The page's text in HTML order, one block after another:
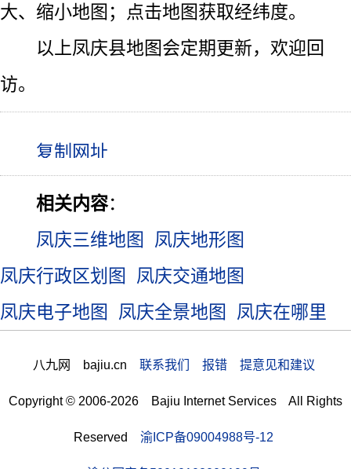
大、缩小地图；点击地图获取经纬度。
以上凤庆县地图会定期更新，欢迎回
访。
相关内容：
凤庆三维地图
凤庆地形图
凤庆行政区划图
凤庆交通地图
凤庆电子地图
凤庆全景地图 凤庆在哪里
八九网 bajiu.cn 联系我们 报错 提意见和建议
Copyright © 2006-2026 Bajiu Internet Services All Rights
Reserved 渝ICP备09004988号-12